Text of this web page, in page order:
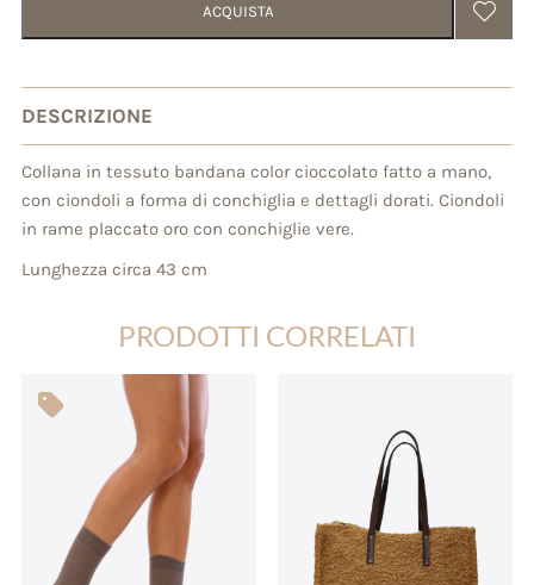
ACQUISTA
DESCRIZIONE
Collana in tessuto bandana color cioccolato fatto a mano,
con ciondoli a forma di conchiglia e dettagli dorati. Ciondoli
in rame placcato oro con conchiglie vere.
Lunghezza circa 43 cm
PRODOTTI CORRELATI